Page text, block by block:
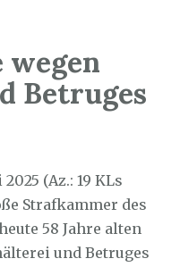
Betruges
(Az.: 19 KLs
Strafkammer des
58 Jahre alten
und Betruges